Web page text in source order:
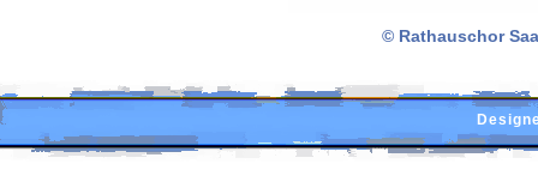
© Rathauschor